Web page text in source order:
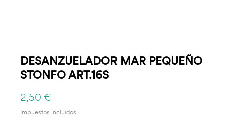
DESANZUELADOR MAR PEQUEÑO
STONFO ART.16S
2,50 €
Impuestos incluidos